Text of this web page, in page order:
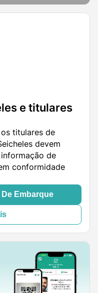
e titulares
titulares de
devem
de
conformidade
Embarque